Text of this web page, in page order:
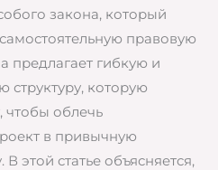
закона, который
правовую
предлагает гибкую и
структуру, которую
чтобы облечь
в привычную
этой статье объясняется,